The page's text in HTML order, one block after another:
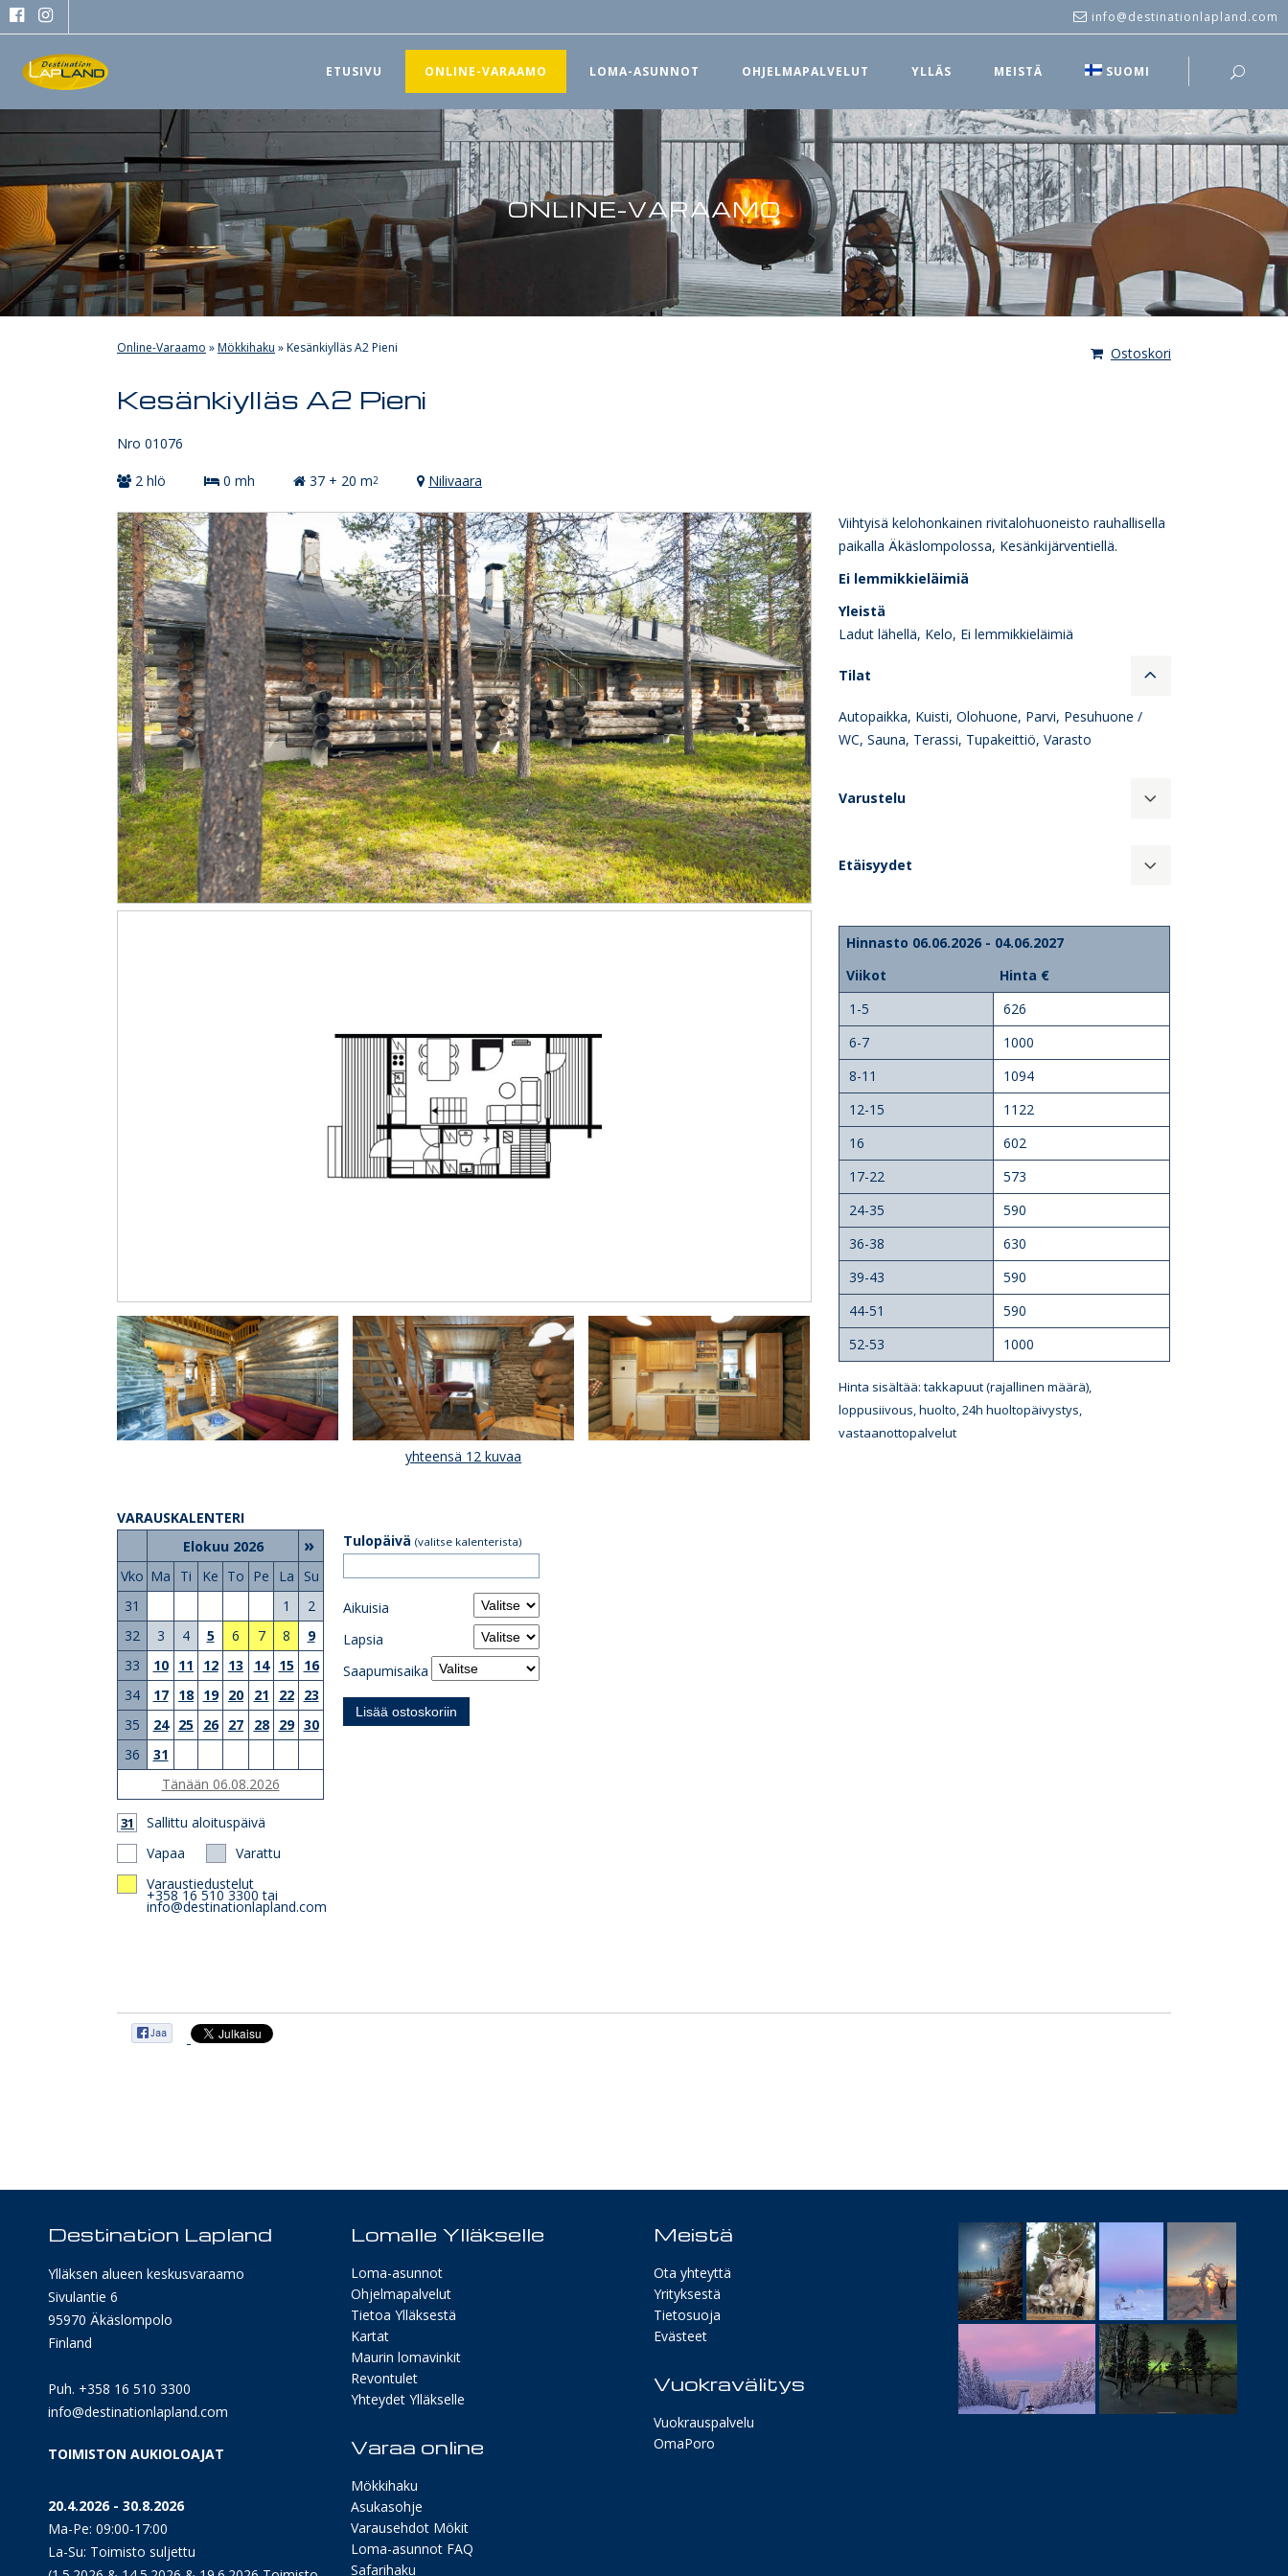
info@destinationlapland.com
ETUSIVU ONLINE-VARAAMO LOMA-ASUNNOT OHJELMAPALVELUT YLLÄS MEISTÄ SUOMI
ONLINE-VARAAMO
Online-Varaamo »Mökkihaku »Kesänkiylläs A2 Pieni Ostoskori
Kesänkiylläs A2 Pieni
Nro 01076
2 hlö 0 mh 37 + 20 m2 Nilivaara
yhteensä 12 kuvaa
VARAUSKALENTERI
Elokuu 2026
»
Vko Ma Ti Ke To Pe La
Su
31
1
2
32
3 4 5 6 7 8
9
33
10 11 12 13 14 15
16
34
17 18 19 20 21 22
23
35
24 25 26 27 28 29 30
36
31
Tänään 06.08.2026
31
Sallittu aloituspäivä
Vapaa
Varattu
Varaustiedustelut
+358 16 510 3300 tai
info@destinationlapland.com
Tulopäivä (valitse kalenterista)
Aikuisia
Lapsia
Saapumisaika
Viihtyisä kelohonkainen rivitalohuoneisto rauhallisella
paikalla Äkäslompolossa, Kesänkijärventiellä.
Ei lemmikkieläimiä
Yleistä
Ladut lähellä, Kelo, Ei lemmikkieläimiä
Tilat
Autopaikka, Kuisti, Olohuone, Parvi, Pesuhuone /
WC, Sauna, Terassi, Tupakeittiö, Varasto
Varustelu
Etäisyydet
Hinnasto 06.06.2026 - 04.06.2027
Viikot
Hinta €
1-5
626
6-7
1000
8-11
1094
12-15
1122
16
602
17-22
573
24-35
590
36-38
630
39-43
590
44-51
590
52-53
1000
Hinta sisältää: takkapuut (rajallinen määrä),
loppusiivous, huolto, 24h huoltopäivystys,
vastaanottopalvelut
Destination Lapland
Ylläksen alueen keskusvaraamo
Sivulantie 6
95970 Äkäslompolo
Finland
Puh. +358 16 510 3300
info@destinationlapland.com
TOIMISTON AUKIOLOAJAT
20.4.2026 - 30.8.2026
Ma-Pe: 09:00-17:00
La-Su: Toimisto suljettu
Lomalle Ylläkselle
Loma-asunnot
Ohjelmapalvelut
Tietoa Ylläksestä
Kartat
Maurin lomavinkit
Revontulet
Yhteydet Ylläkselle
Varaa online
Mökkihaku
Asukasohje
Varausehdot Mökit
Loma-asunnot FAQ
Safarihaku
Meistä
Ota yhteyttä
Yrityksestä
Tietosuoja
Evästeet
Vuokravälitys
Vuokrauspalvelu
OmaPoro